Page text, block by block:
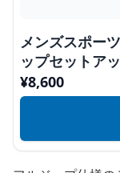
メンズスポー
ップセットア
¥8,600